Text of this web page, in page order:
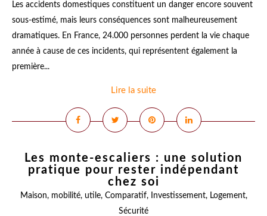
Les accidents domestiques constituent un danger encore souvent
sous-estimé, mais leurs conséquences sont malheureusement
dramatiques. En France, 24.000 personnes perdent la vie chaque
année à cause de ces incidents, qui représentent également la
première...
Lire la suite
Les monte-escaliers : une solution
pratique pour rester indépendant
chez soi
Maison, mobilité, utile, Comparatif, Investissement, Logement,
Sécurité